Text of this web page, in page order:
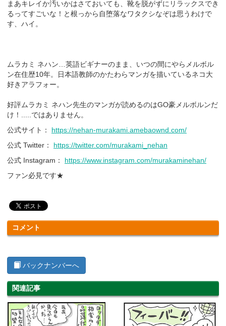
まあキレイか汚いかはさておいても、靴を脱がずにリラックスでき
るってすごいな！と根っから自堕落なワタクシなぞは思うわけで
す、ハイ。
ムラカミ ネハン…英語ビギナーのまま、いつの間にやらメルボル
ン在住歴10年。日本語教師のかたわらマンガを描いているネコ大
好きアラフォー。
好評ムラカミ ネハン先生のマンガが読めるのはGO豪メルボルンだ
け！.....ではありません。
公式サイト： https://nehan-murakami.amebaownd.com/
公式 Twitter： https://twitter.com/murakami_nehan
公式 Instagram： https://www.instagram.com/murakaminehan/
ファン必見です★
コメント
バックナンバーへ
関連記事